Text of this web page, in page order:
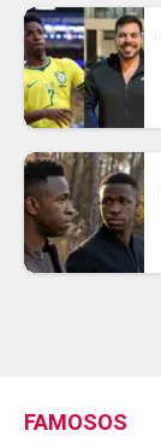
FAMOSOS